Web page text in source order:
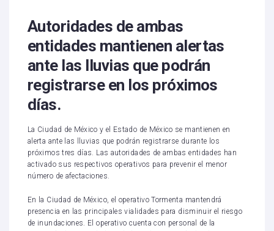
Autoridades de ambas
entidades mantienen alertas
ante las lluvias que podrán
registrarse en los próximos
días.
La Ciudad de México y el Estado de México se mantienen en
alerta ante las lluvias que podrán registrarse durante los
próximos tres días. Las autoridades de ambas entidades han
activado sus respectivos operativos para prevenir el menor
número de afectaciones.
En la Ciudad de México, el operativo Tormenta mantendrá
presencia en las principales vialidades para disminuir el riesgo
de inundaciones. El operativo cuenta con personal de la